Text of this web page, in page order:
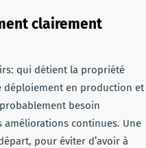
clairement
qui détient la propriété
déploiement en production et
besoin
améliorations continues. Une
pour éviter d’avoir à